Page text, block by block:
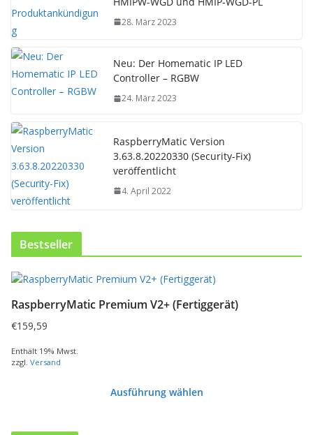
28. März 2023
Neu: Der Homematic IP LED
Controller – RGBW
24. März 2023
RaspberryMatic Version
3.63.8.20220330 (Security-Fix)
veröffentlicht
4. April 2022
Bestseller
RaspberryMatic Premium V2+ (Fertiggerät)
€159,59
Enthält 19% Mwst.
zzgl. Versand
Ausführung wählen
D
e
s
s
P